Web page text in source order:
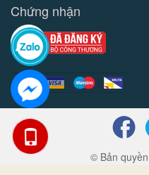
Chứng nhận
© Bản